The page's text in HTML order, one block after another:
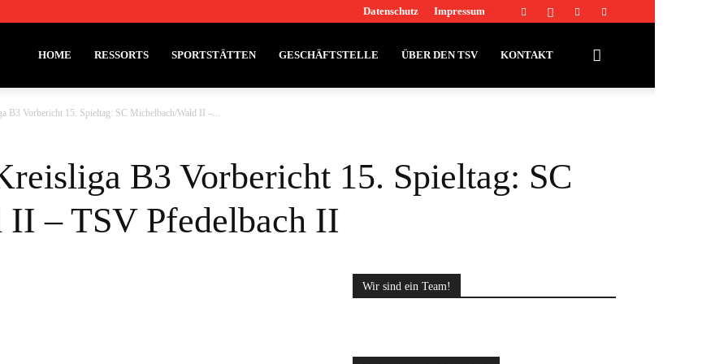
Datenschutz Impressum
HOME RESSORTS SPORTSTÄTTEN GESCHÄFTSTELLE ÜBER DEN TSV KONTAKT
B3 Vorbericht 15. Spieltag: SC Michelbach/Wald II –...
B3 Vorbericht 15. Spieltag: SC
– TSV Pfedelbach II
Wir sind ein Team!